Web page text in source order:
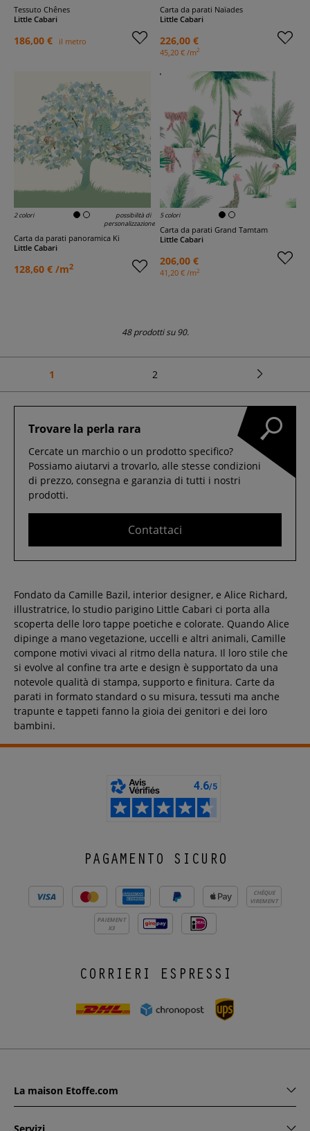
Tessuto Chênes
Little Cabari
186,00 € il metro
Carta da parati Naïades
Little Cabari
226,00 €
45,20 € /m2
2 colori
possibilità di
personalizzazione
Carta da parati panoramica Ki
Little Cabari
128,60 € /m2
5 colori
Carta da parati Grand Tamtam
Little Cabari
206,00 €
41,20 € /m2
48 prodotti su 90.
1 2
Trovare la perla rara
Cercate un marchio o un prodotto specifico?
Possiamo aiutarvi a trovarlo, alle stesse condizioni
di prezzo, consegna e garanzia di tutti i nostri
prodotti.
Contattaci
Fondato da Camille Bazil, interior designer, e Alice Richard,
illustratrice, lo studio parigino Little Cabari ci porta alla
scoperta delle loro tappe poetiche e colorate. Quando Alice
dipinge a mano vegetazione, uccelli e altri animali, Camille
compone motivi vivaci al ritmo della natura. Il loro stile che
si evolve al confine tra arte e design è supportato da una
notevole qualità di stampa, supporto e finitura. Carte da
parati in formato standard o su misura, tessuti ma anche
trapunte e tappeti fanno la gioia dei genitori e dei loro
bambini.
PAGAMENTO SICURO
CHÈQUE
VIREMENT
PAIEMENT
X3
CORRIERI ESPRESSI
La maison Etoffe.com